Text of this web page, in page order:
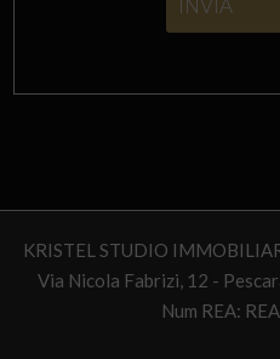
INVIA
KRISTEL STUDIO
Via Nicola Fabrizi, 12 -
Num REA: